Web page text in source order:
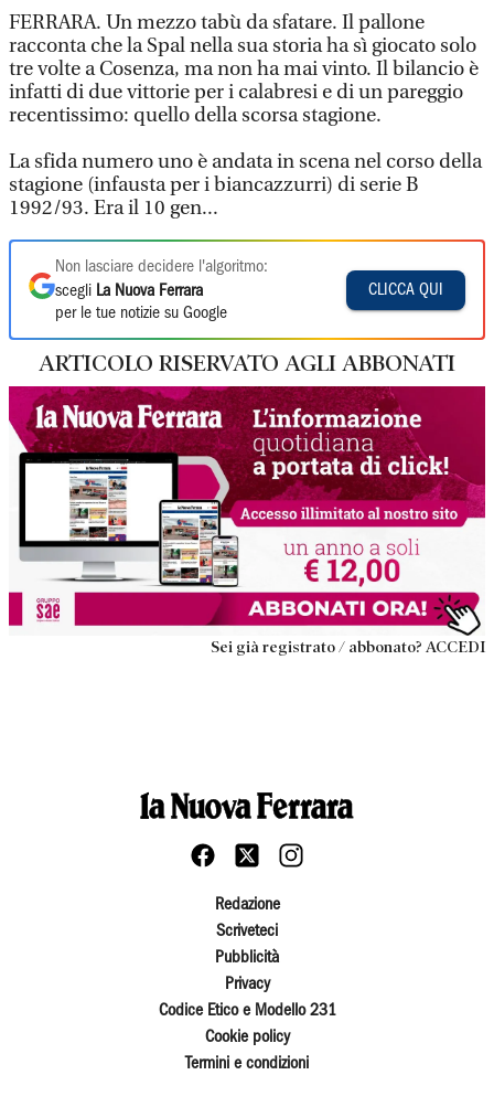
FERRARA. Un mezzo tabù da sfatare. Il pallone
racconta che la Spal nella sua storia ha sì giocato solo
tre volte a Cosenza, ma non ha mai vinto. Il bilancio è
infatti di due vittorie per i calabresi e di un pareggio
recentissimo: quello della scorsa stagione.
La sfida numero uno è andata in scena nel corso della
stagione (infausta per i biancazzurri) di serie B
1992/93. Era il 10 gen...
Non lasciare decidere l'algoritmo:
scegli La Nuova Ferrara
per le tue notizie su Google
CLICCA QUI
ARTICOLO RISERVATO AGLI ABBONATI
Sei già registrato / abbonato? ACCEDI
Redazione
Scriveteci
Pubblicità
Privacy
Codice Etico e Modello 231
Cookie policy
Termini e condizioni